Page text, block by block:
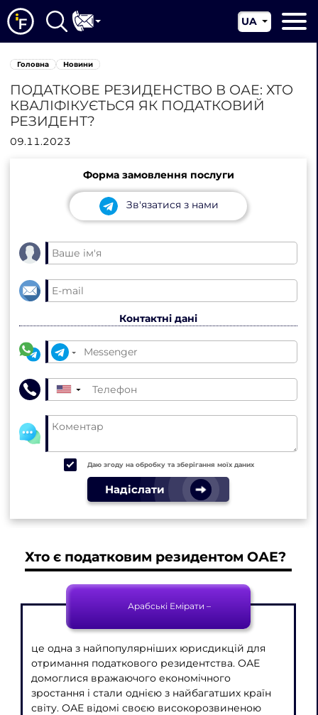
Про нас
Наші послуги
Юрисдикції
Контакти
UA
EN
Головна Новини
ПОДАТКОВЕ РЕЗИДЕНСТВО В ОАЕ: ХТО
КВАЛІФІКУЄТЬСЯ ЯК ПОДАТКОВИЙ
РЕЗИДЕНТ?
09.11.2023
Форма замовлення послуги
Зв'язатися з нами
Контактні дані
▼
Даю згоду на обробку та зберігання моїх даних
Надіслати
Хто є податковим резидентом ОАЕ?
Арабські Емірати –
це одна з найпопулярніших юрисдикцій для
отримання податкового резидентства. ОАЕ
домоглися вражаючого економічного
зростання і стали однією з найбагатших країн
світу. ОАЕ відомі своєю високорозвиненою